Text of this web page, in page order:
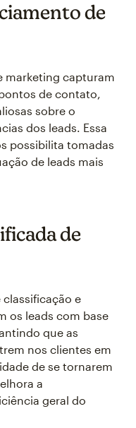
de
marketing capturam
de contato,
sobre o
dos leads. Essa
possibilita tomadas
de leads mais
de
e
os leads com base
que as
nos clientes em
de se tornarem
a
geral do